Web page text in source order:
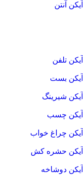
آنتن
تلفن
بست
شیرینگ
چسب
چراغ خواب
حشره کش
دوشاخه